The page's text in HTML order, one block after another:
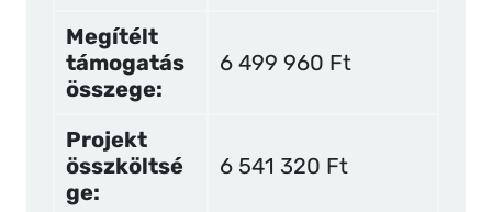
Megítélt
támogatás
összege:
6 499 960 Ft
Projekt
összköltsé
ge:
6 541 320 Ft